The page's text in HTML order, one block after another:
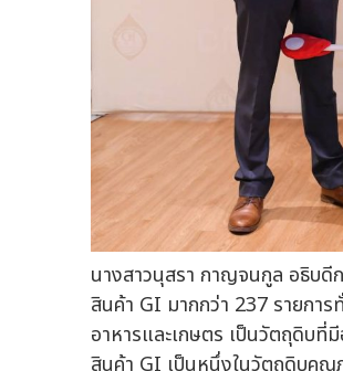
นางสาวนุสรา กาญจนกูล อธิบ
สินค้า GI มากกว่า 237 รายการ
อาหารและเกษตร เป็นวัตถุดิบ
สินค้า GI เป็นหนึ่งในวัตถุดิบคุณ